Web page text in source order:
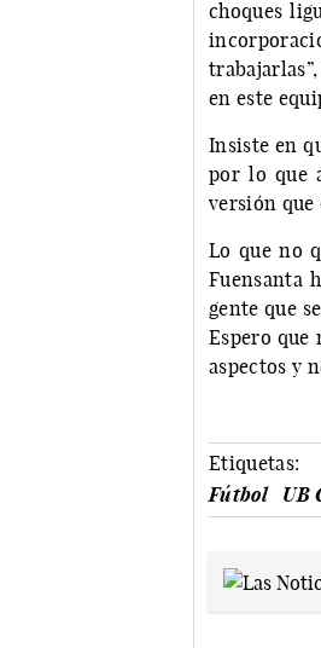
choques
en este
Insiste en
por lo que
versión
Lo que no
Fuensanta
gente que
Espero que
aspectos y
Etiquetas:
Fútbol
UB